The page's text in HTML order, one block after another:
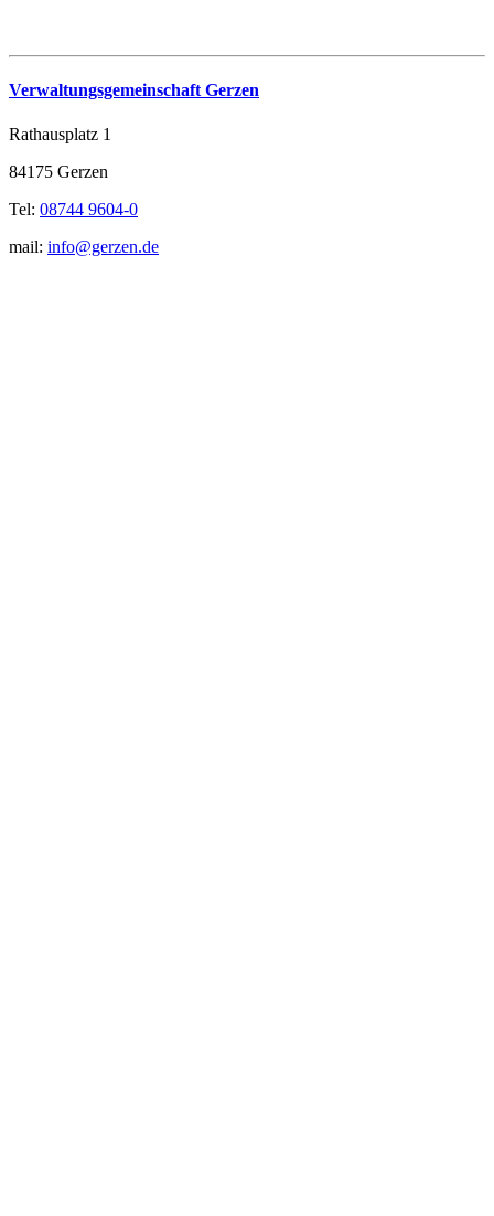
Verwaltungsgemeinschaft Gerzen
Rathausplatz 1
84175 Gerzen
Tel: 08744 9604-0
mail: info@gerzen.de